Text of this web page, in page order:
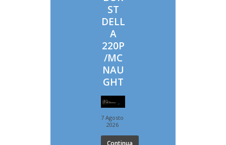
ST
DELL
A
220P
/MC
NAU
GHT
7 Agosto
2026
Continua